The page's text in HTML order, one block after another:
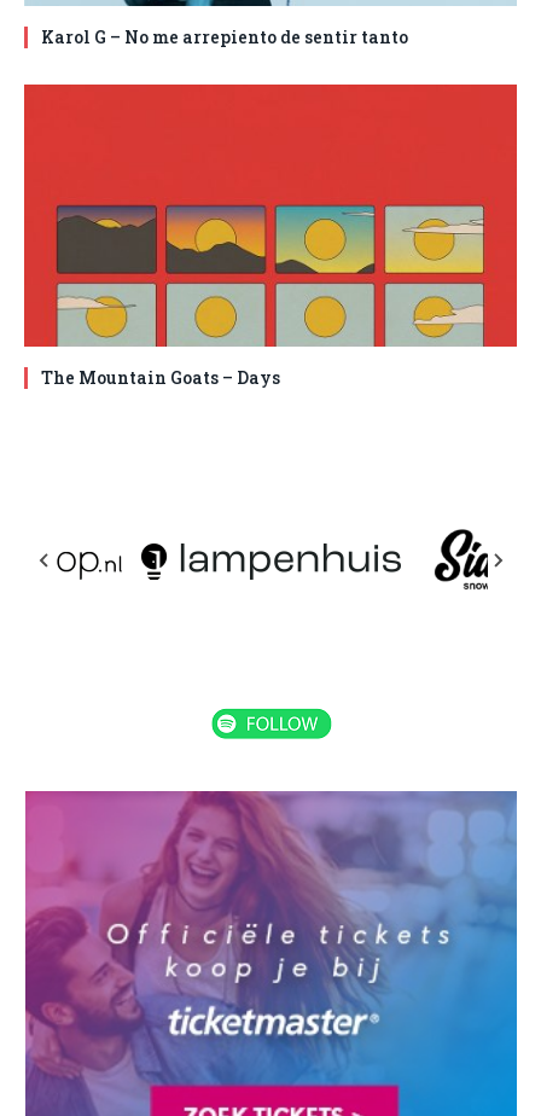
Karol G – No me arrepiento de sentir tanto
The Mountain Goats – Days